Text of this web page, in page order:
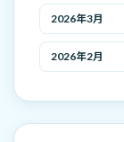
2026年3月
2026年2月